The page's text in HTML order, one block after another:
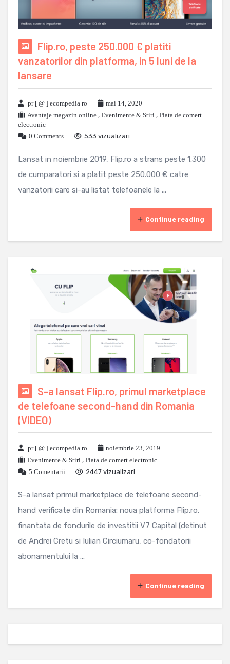
Flip.ro, peste 250.000 € platiti
vanzatorilor din platforma, in 5 luni de la
lansare
pr [ @ ] ecompedia ro
mai 14, 2020
Avantaje magazin online , Evenimente & Stiri , Piata de comert
electronic
0 Comments
533 vizualizari
Lansat in noiembrie 2019, Flip.ro a strans peste 1.300
de cumparatori si a platit peste 250.000 € catre
vanzatorii care si-au listat telefoanele la ...
Continue reading
S-a lansat Flip.ro, primul marketplace
de telefoane second-hand din Romania
(VIDEO)
pr [ @ ] ecompedia ro
noiembrie 23, 2019
Evenimente & Stiri , Piata de comert electronic
5 Comentarii
2447 vizualizari
S-a lansat primul marketplace de telefoane second-
hand verificate din Romania: noua platforma Flip.ro,
finantata de fondurile de investitii V7 Capital (detinut
de Andrei Cretu si Iulian Circiumaru, co-fondatorii
abonamentului la ...
Continue reading